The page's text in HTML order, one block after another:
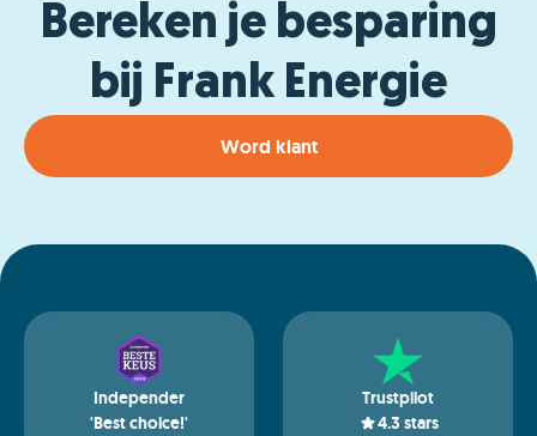
Bereken je besparing
bij Frank Energie
Word klant
Independer
'Best choice!'
Trustpilot
4.3 stars